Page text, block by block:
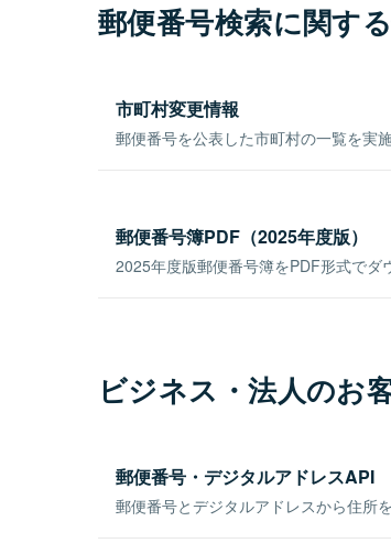
郵便番号検索に関す
市町村変更情報
郵便番号を公表した市町村の一覧を実
郵便番号簿PDF（2025年度版）
2025年度版郵便番号簿をPDF形式でダ
ビジネス・法人のお
郵便番号・デジタルアドレスAPI
郵便番号とデジタルアドレスから住所